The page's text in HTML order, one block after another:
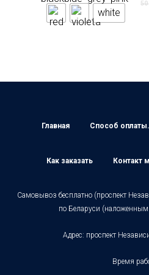
white
Главная Способ
Как заказать Контакт
Самовывоз бесплатно (проспект
по Беларуси (наложенным
Адрес: проспект
Время